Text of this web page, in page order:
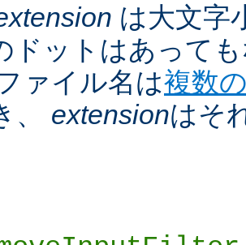
は大文字
ドットはあって
ァイル名は複数
、 extensionはそ